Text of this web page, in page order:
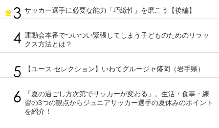
サッカー選手に必要な能力「巧緻性」を磨こう【後編】
運動会本番でついつい緊張してしまう子どものためのリラッ
クス方法とは？
【ユース セレクション】いわてグルージャ盛岡（岩手県）
「夏の過ごし方次第でサッカーが変わる」。生活・食事・練
習の3つの観点からジュニアサッカー選手の夏休みのポイント
を紹介！